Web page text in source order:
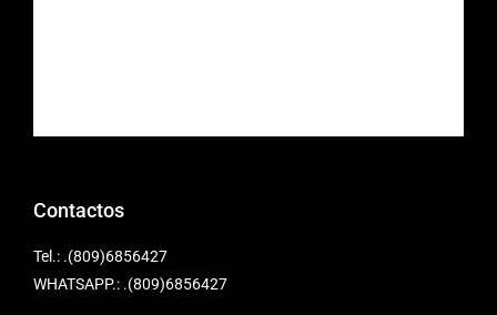
Contactos
Tel.: .(809)6856427
WHATSAPP.: .(809)6856427